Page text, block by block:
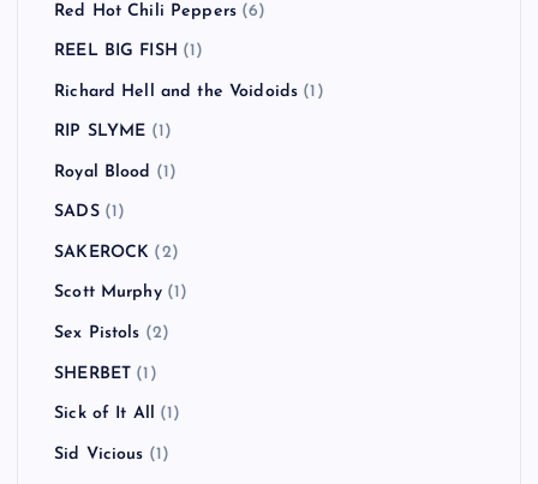
Red Hot Chili Peppers (6)
REEL BIG FISH (1)
Richard Hell and the Voidoids (1)
RIP SLYME (1)
Royal Blood (1)
SADS(1)
SAKEROCK (2)
Scott Murphy(1)
Sex Pistols (2)
SHERBET (1)
Sick of It All (1)
Sid Vicious (1)